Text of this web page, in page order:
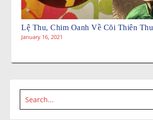
Lệ Thu, Chim Oanh Về Cõi Thiên Thu
January 16, 2021